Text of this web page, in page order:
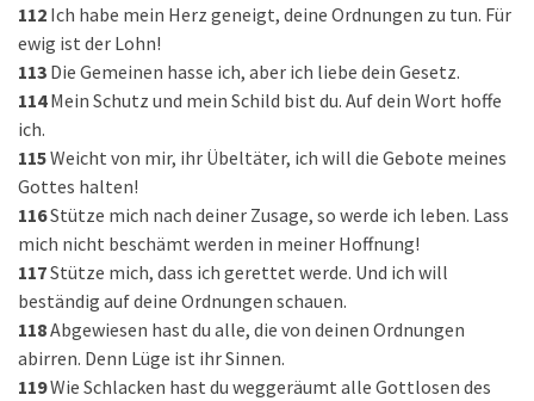
112 Ich habe mein Herz geneigt, deine Ordnungen zu tun. Für
ewig ist der Lohn!
113 Die Gemeinen hasse ich, aber ich liebe dein Gesetz.
114 Mein Schutz und mein Schild bist du. Auf dein Wort hoffe
ich.
115Weicht von mir, ihr Übeltäter, ich will die Gebote meines
Gottes halten!
116Stütze mich nach deiner Zusage, so werde ich leben. Lass
mich nicht beschämt werden in meiner Hoffnung!
117Stütze mich, dass ich gerettet werde. Und ich will
beständig auf deine Ordnungen schauen.
118Abgewiesen hast du alle, die von deinen Ordnungen
abirren. Denn Lüge ist ihr Sinnen.
119Wie Schlacken hast du weggeräumt alle Gottlosen des